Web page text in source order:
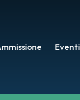
Eventi